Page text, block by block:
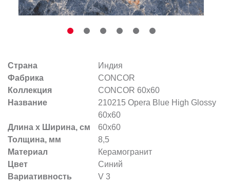
Страна
Индия
Фабрика
CONCOR
Коллекция
CONCOR 60x60
Название
210215 Opera Blue High Glossy
60x60
Длина х Ширина, см
60x60
Толщина, мм
8,5
Материал
Керамогранит
Цвет
Синий
Вариативность
V 3